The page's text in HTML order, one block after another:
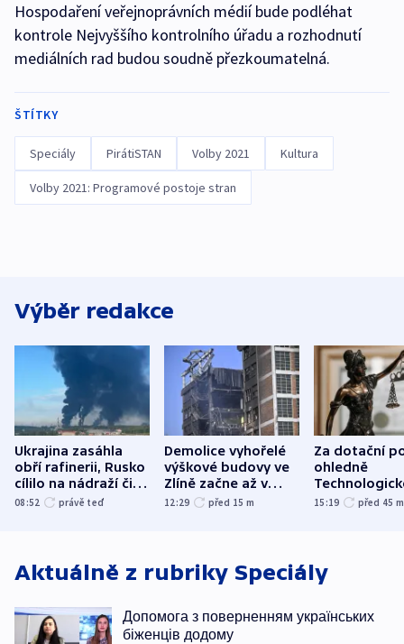
Hospodaření veřejnoprávních médií bude podléhat
kontrole Nejvyššího kontrolního úřadu a rozhodnutí
mediálních rad budou soudně přezkoumatelná.
ŠTÍTKY
Speciály PirátiSTAN Volby 2021 Kultura
Volby 2021: Programové postoje stran
Výběr redakce
Ukrajina zasáhla
obří rafinerii, Rusko
cílilo na nádraží či
autobus
08:52 právě teď
Demolice vyhořelé
výškové budovy ve
Zlíně začne až v
následujících dnech
12:29 před 15 m
Za dotační
ohledně
parku poslal
15:19 před 45 m
Aktuálně z rubriky Speciály
Допомога з поверненням українських
біженців додому